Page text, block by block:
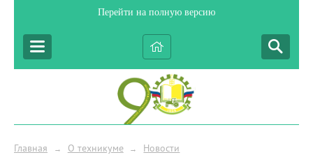
Перейти на полную версию
Главная → О техникуме → Новости